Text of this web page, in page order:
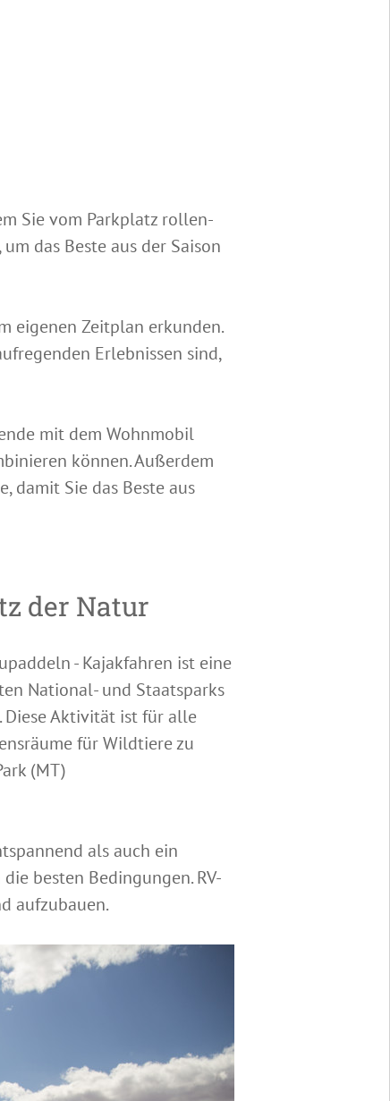
Sie vom Parkplatz rollen-
das Beste aus der Saison
eigenen Zeitplan erkunden.
Erlebnissen sind,
mit dem Wohnmobil
können. Außerdem
damit Sie das Beste aus
der Natur
- Kajakfahren ist eine
National- und Staatsparks
Diese Aktivität ist für alle
für Wildtiere zu
(MT)
als auch ein
besten Bedingungen. RV-
aufzubauen.